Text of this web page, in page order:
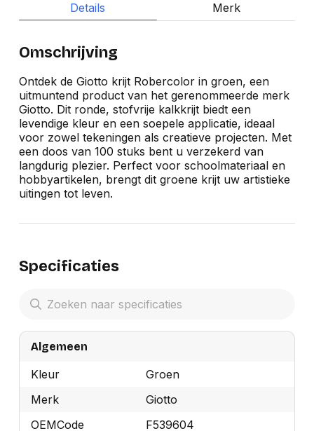
Details Merk
Omschrijving
Ontdek de Giotto krijt Robercolor in groen, een
uitmuntend product van het gerenommeerde merk
Giotto. Dit ronde, stofvrije kalkkrijt biedt een
levendige kleur en een soepele applicatie, ideaal
voor zowel tekeningen als creatieve projecten. Met
een doos van 100 stuks bent u verzekerd van
langdurig plezier. Perfect voor schoolmateriaal en
hobbyartikelen, brengt dit groene krijt uw artistieke
uitingen tot leven.
Specificaties
Algemeen
Kleur
Groen
Merk
Giotto
OEMCode
F539604